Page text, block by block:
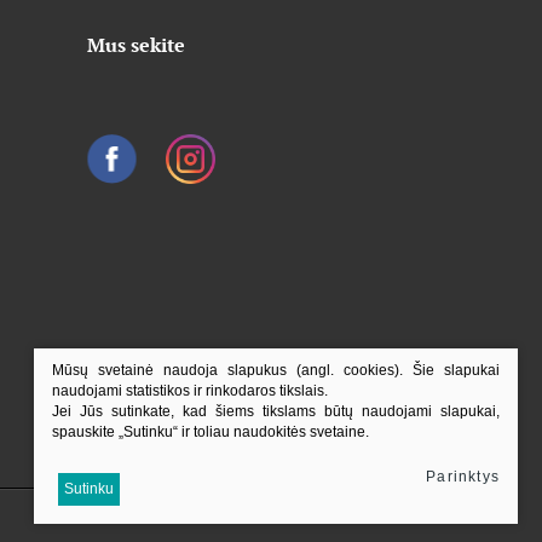
Mus sekite
Mūsų svetainė naudoja slapukus (angl. cookies). Šie slapukai
naudojami statistikos ir rinkodaros tikslais.
Jei Jūs sutinkate, kad šiems tikslams būtų naudojami slapukai,
spauskite „Sutinku“ ir toliau naudokitės svetaine.
Sutinku
Parinktys